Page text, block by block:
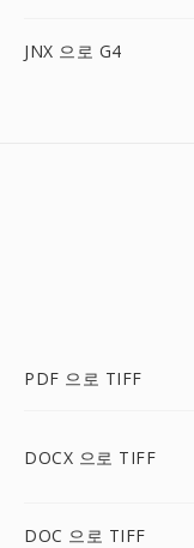
JNX 으로 G4
PDF 으로 TIFF
DOCX 으로 TIFF
DOC 으로 TIFF